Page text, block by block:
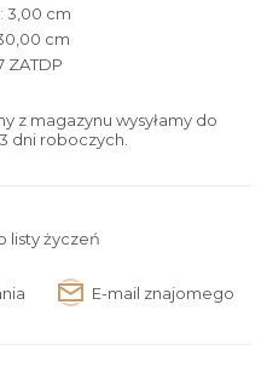
3,00 cm
cm
ZATDP
z magazynu wysyłamy do
dni roboczych.